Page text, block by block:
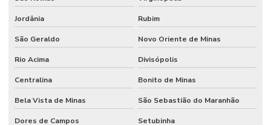
Jordânia Rubim
São Geraldo Novo Oriente de Minas
Rio Acima Divisópolis
Centralina Bonito de Minas
Bela Vista de Minas São Sebastião do Maranhão
Dores de Campos Setubinha